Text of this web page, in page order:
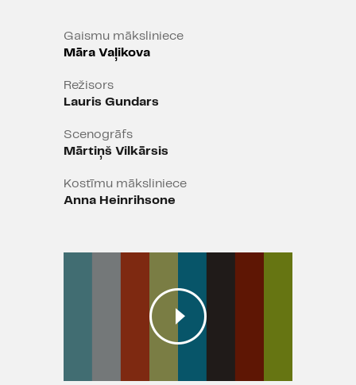
Gaismu māksliniece
Māra Vaļikova
Režisors
Lauris Gundars
Scenogrāfs
Mārtiņš Vilkārsis
Kostīmu māksliniece
Anna Heinrihsone